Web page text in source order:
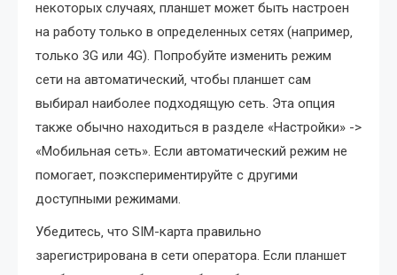
некоторых случаях‚ планшет может быть настроен
на работу только в определенных сетях (например‚
только 3G или 4G). Попробуйте изменить режим
сети на автоматический‚ чтобы планшет сам
выбирал наиболее подходящую сеть. Эта опция
также обычно находиться в разделе «Настройки» ->
«Мобильная сеть». Если автоматический режим не
помогает‚ поэкспериментируйте с другими
доступными режимами.
Убедитесь‚ что SIM-карта правильно
зарегистрирована в сети оператора. Если планшет